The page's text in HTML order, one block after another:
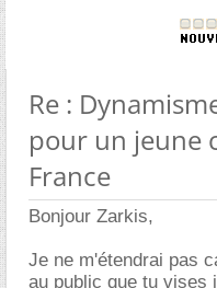
Re :
pour un jeune
France
Bonjour Zarkis,
Je ne m'étendrai pas
au public que tu vises